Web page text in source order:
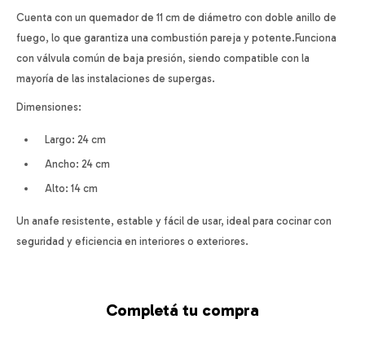
Cuenta con un quemador de 11 cm de diámetro con doble anillo de
fuego, lo que garantiza una combustión pareja y potente.Funciona
con válvula común de baja presión, siendo compatible con la
mayoría de las instalaciones de supergas.
Dimensiones:
Largo: 24 cm
Ancho: 24 cm
Alto: 14 cm
Un anafe resistente, estable y fácil de usar, ideal para cocinar con
seguridad y eficiencia en interiores o exteriores.
Completá tu compra